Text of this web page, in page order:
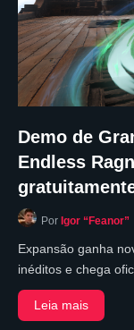
Demo de
Endless
Por Igor “Feanor”
Expansão ganha
inéditos e chega
Leia mais